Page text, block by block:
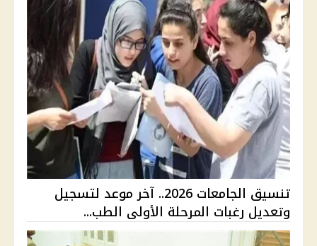
تنسيق الجامعات 2026.. آخر موعد لتسجيل
وتعديل رغبات المرحلة الأولى الطب...